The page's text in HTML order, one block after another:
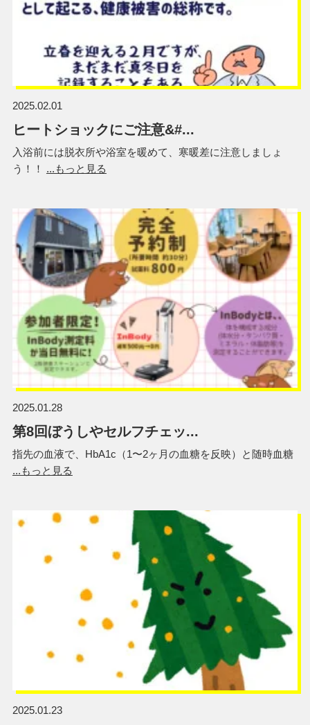
2025.02.01
ヒートショックにご注意&#...
入浴前には脱衣所や浴室を暖めて、寒暖差に注意しましょ
う！！ ...もっと見る
2025.01.28
第8回ぼうしやセルフチェッ...
指先の血液で、HbA1c（1〜2ヶ月の血糖を反映）と随時血糖
...もっと見る
2025.01.23